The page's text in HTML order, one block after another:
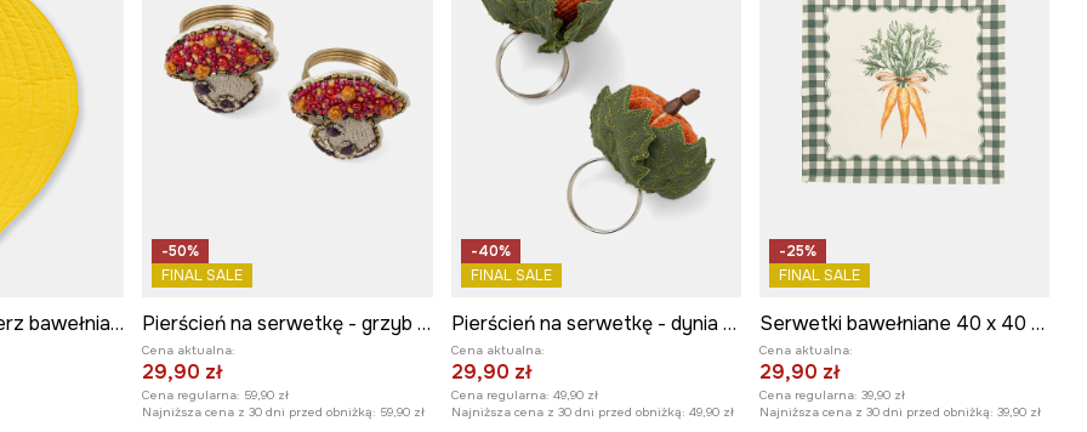
Podkładka pod talerz bawełniana
-50%
FINAL SALE
Pierścień na serwetkę - grzyb (2-pack)
Cena aktualna:
29,90 zł
Cena regularna: 59,90 zł
Najniższa cena z 30 dni przed obniżką: 59,90 zł
-40%
FINAL SALE
Pierścień na serwetkę - dynia (2-pack)
Cena aktualna:
29,90 zł
Cena regularna: 49,90 zł
Najniższa cena z 30 dni przed obniżką: 49,90 zł
-25%
FINAL SALE
Serwetki bawełniane 40 x 40 cm 2-pack
Cena aktualna:
29,90 zł
Cena regularna: 39,90 zł
Najniższa cena z 30 dni przed obniżką: 39,90 zł